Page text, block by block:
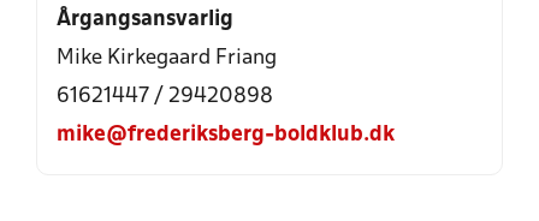
Årgangsansvarlig
Mike Kirkegaard Friang
61621447 / 29420898
mike@frederiksberg-boldklub.dk